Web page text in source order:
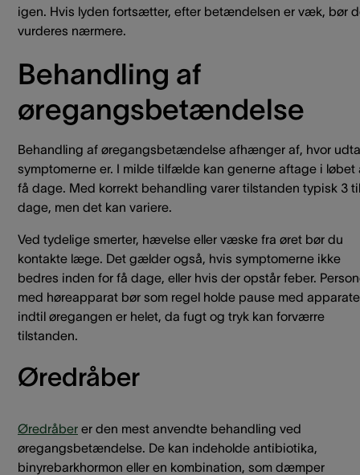
igen. Hvis lyden fortsætter, efter betændelsen er væk, bør
vurderes nærmere.
Behandling af
øregangsbetændelse
Behandling af øregangsbetændelse afhænger af, hvor
symptomerne er. I milde tilfælde kan generne aftage i løbet
få dage. Med korrekt behandling varer tilstanden typisk 3
dage, men det kan variere.
Ved tydelige smerter, hævelse eller væske fra øret bør du
kontakte læge. Det gælder også, hvis symptomerne ikke
bedres inden for få dage, eller hvis der opstår feber.
med høreapparat bør som regel holde pause med
indtil øregangen er helet, da fugt og tryk kan forværre
tilstanden.
Øredråber
Øredråber er den mest anvendte behandling ved
øregangsbetændelse. De kan indeholde antibiotika,
binyrebarkhormon eller en kombination, som dæmper